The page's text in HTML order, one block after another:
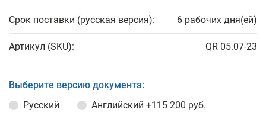
Срок поставки (русская версия): 6 рабочих дня(ей)
Артикул (SKU): QR 05.07-23
Выберите версию документа:
Русский
Английский +115 200 руб.